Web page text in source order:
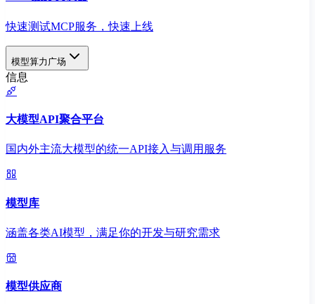
快速测试MCP服务，快速上线
模型算力广场
信息
大模型API聚合平台
国内外主流大模型的统一API接入与调用服务
模型库
涵盖各类AI模型，满足你的开发与研究需求
模型供应商